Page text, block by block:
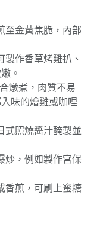
至金黃焦脆，內部
製作香草烤雞扒、
。
燉煮，肉質不易
味的燴雞或咖哩
式照燒醬汁醃製並
炒，例如製作宮保
香煎，可刷上蜜糖